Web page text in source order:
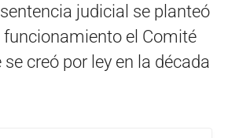
judicial se planteó
funcionamiento el Comité
se creó por ley en la década